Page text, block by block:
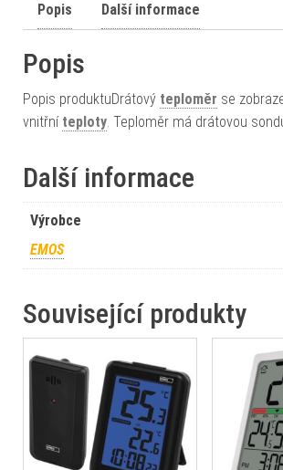
Popis Další informace
Popis
Popis produktuDrátový teploměr se
vnitřní teploty. Teploměr má drátovou
Další informace
Výrobce
EMOS
Související produkty